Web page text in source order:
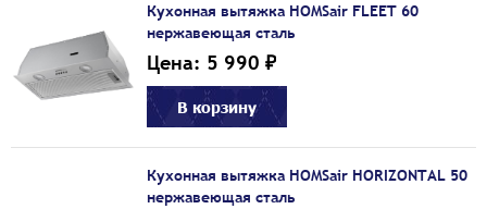
Кухонная вытяжка HOMSair FLEET 60
нержавеющая сталь
Цена: 5 990 ₽
В корзину
Кухонная вытяжка HOMSair HORIZONTAL 50
нержавеющая сталь